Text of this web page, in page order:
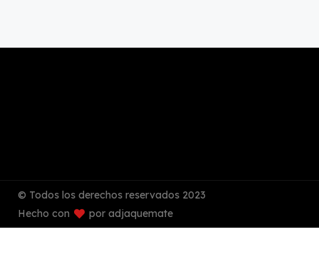
Conferencia
© Todos los derechos reservados 2023
Hecho con
por adjaquemate